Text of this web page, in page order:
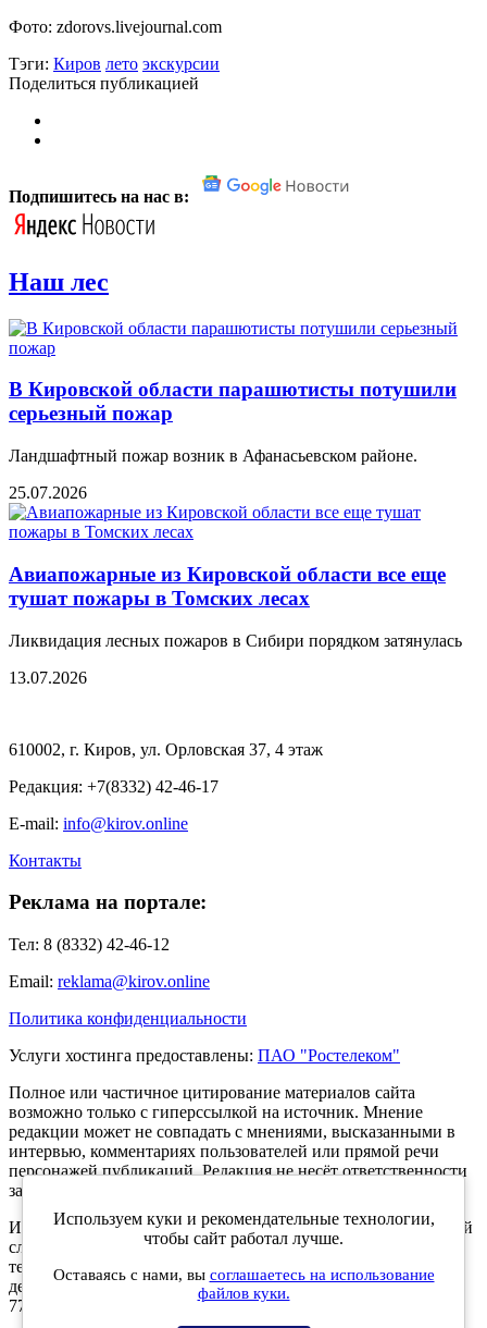
Фото: zdorovs.livejournal.com
Тэги: Киров лето экскурсии
Поделиться публикацией
Подпишитесь на нас в:
Наш лес
В Кировской области парашютисты потушили
серьезный пожар
Ландшафтный пожар возник в Афанасьевском районе.
25.07.2026
Авиапожарные из Кировской области все еще
тушат пожары в Томских лесах
Ликвидация лесных пожаров в Сибири порядком затянулась
13.07.2026
610002, г. Киров, ул. Орловская 37, 4 этаж
Редакция: +7(8332) 42-46-17
E-mail: info@kirov.online
Контакты
Реклама на портале:
Тел: 8 (8332) 42-46-12
Email: reklama@kirov.online
Политика конфиденциальности
Услуги хостинга предоставлены: ПАО "Ростелеком"
Полное или частичное цитирование материалов сайта
возможно только с гиперссылкой на источник. Мнение
редакции может не совпадать с мнениями, высказанными в
интервью, комментариях пользователей или прямой речи
персонажей публикаций. Редакция не несёт ответственности
за текст комментариев читателей.
Интернет-портал Kirov.online зарегистрирован в Федеральной
службе по надзору в сфере связи, информационных
технологий и массовых коммуникаций (Роскомнадзор) 5
декабря 2019 года. Регистрационный номер ЭЛ № ФС 77 -
77189.
Используем куки и рекомендательные технологии,
чтобы сайт работал лучше.
Оставаясь с нами, вы соглашаетесь на использование
файлов куки.